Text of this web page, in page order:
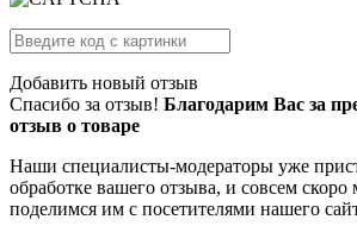
Добавить новый отзыв
Спасибо за отзыв! Благодарим Вас за
отзыв о товаре
Наши специалисты-модераторы уже
обработке вашего отзыва, и совсем скоро
поделимся им с посетителями нашего